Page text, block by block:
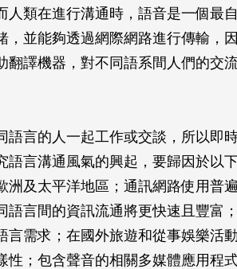
人類在進行溝通時，語音是一個最
並能夠透過網際網路進行傳輸，
翻譯機器，對不同語系間人們的交
語言的人一起工作或交談，所以即
語言溝通風氣的興起，要歸因於以
洲及太平洋地區；通訊網路使用普
語言間的資訊流通將更快速且豐富
言需求；在國外旅遊和從事娛樂活
性；包含聲音的相關多媒體應用程